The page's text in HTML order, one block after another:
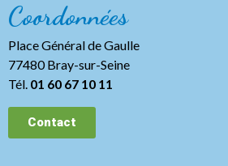
Coordonnées
Place Général de Gaulle
77480 Bray-sur-Seine
Tél. 01 60 67 10 11
Contact